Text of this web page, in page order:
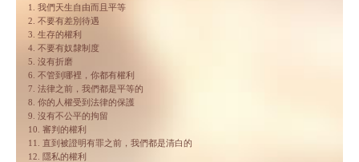
1. 我們天生自由而且平等
2. 不要有差別待遇
3. 生存的權利
4. 不要有奴隸制度
5. 沒有折磨
6. 不管到哪裡，你都有權利
7. 法律之前，我們都是平等的
8. 你的人權受到法律的保護
9. 沒有不公平的拘留
10. 審判的權利
11. 直到被證明有罪之前，我們都是清白的
12. 隱私的權利